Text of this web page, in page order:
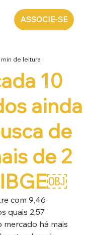
ASSOCIE-SE
10
ainda
de
de 2
de leitura
com 9,46
quais 2,57
há mais